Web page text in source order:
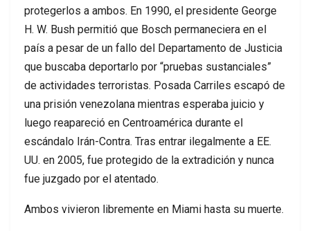
protegerlos a ambos. En 1990, el presidente George
H. W. Bush permitió que Bosch permaneciera en el
país a pesar de un fallo del Departamento de Justicia
que buscaba deportarlo por “pruebas sustanciales”
de actividades terroristas. Posada Carriles escapó de
una prisión venezolana mientras esperaba juicio y
luego reapareció en Centroamérica durante el
escándalo Irán-Contra. Tras entrar ilegalmente a EE.
UU. en 2005, fue protegido de la extradición y nunca
fue juzgado por el atentado.
Ambos vivieron libremente en Miami hasta su muerte.